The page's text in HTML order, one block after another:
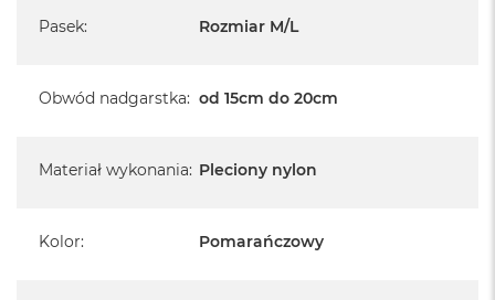
Pasek: Rozmiar M/L
Obwód nadgarstka: od 15cm do 20cm
Materiał wykonania: Pleciony nylon
Kolor: Pomarańczowy